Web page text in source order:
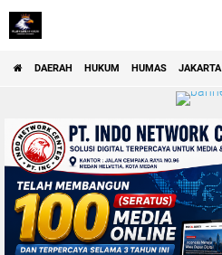
DAERAH HUKUM HUMAS JAKARTA